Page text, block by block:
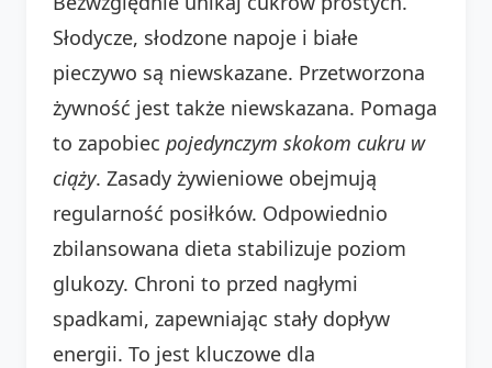
Słodycze, słodzone napoje i białe
pieczywo są niewskazane. Przetworzona
żywność jest także niewskazana. Pomaga
to zapobiec pojedynczym skokom cukru w
ciąży. Zasady żywieniowe obejmują
regularność posiłków. Odpowiednio
zbilansowana dieta stabilizuje poziom
glukozy. Chroni to przed nagłymi
spadkami, zapewniając stały dopływ
energii. To jest kluczowe dla